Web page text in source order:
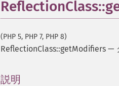
(PHP 5, PHP 7, PHP 8)
ReflectionClass::getModifiers —
説明